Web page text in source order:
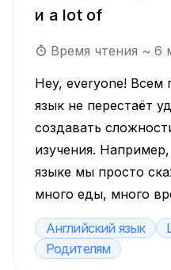
и a lot of
Время чтения ~6
Hey, everyone! Всем
язык не перестаёт
создавать
изучения.
языке мы просто
много еды, много
английском у
варианта: much,
вместе устраним
Английский язык
Родителям